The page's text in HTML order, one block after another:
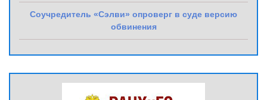
Соучредитель «Сэлви» опроверг в суде версию
обвинения